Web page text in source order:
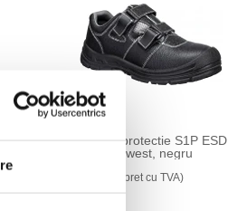
Pantofi de protectie S1P ESD
SR FO Portwest, negru
(pret cu TVA)